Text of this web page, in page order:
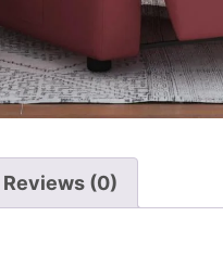
Reviews (0)